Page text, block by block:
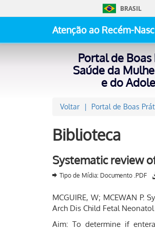
BRASIL
Atenção ao Recém-
Portal de Boas
Saúde da
e do
Voltar Portal de Boas
Biblioteca
Systematic review
Tipo de Mídia: Documento .PDF
MCGUIRE, W; MCEWAN P.
Arch Dis Child Fetal
Aim: To determine if